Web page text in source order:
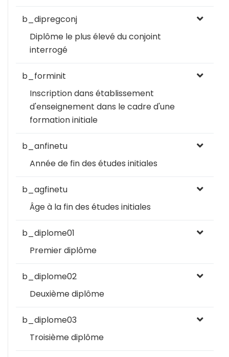
b_dipregconj
Diplôme le plus élevé du conjoint
interrogé
b_forminit
Inscription dans établissement
d'enseignement dans le cadre d'une
formation initiale
b_anfinetu
Année de fin des études initiales
b_agfinetu
Âge à la fin des études initiales
b_diplome01
Premier diplôme
b_diplome02
Deuxième diplôme
b_diplome03
Troisième diplôme